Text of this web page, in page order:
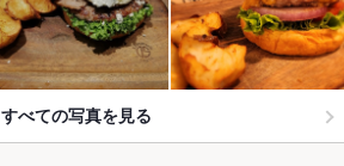
すべての写真を見る